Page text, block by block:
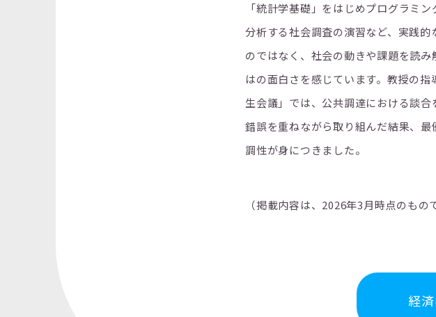
「統計学基礎」をはじめプログラミ
分析する社会調査の演習など、実践
のではなく、社会の動きや課題を読
はの面白さを感じています。教授の
生会議」では、公共調達における談
錯誤を重ねながら取り組んだ結果、
調性が身につきました。
（掲載内容は、2026年3月時点のもの
経